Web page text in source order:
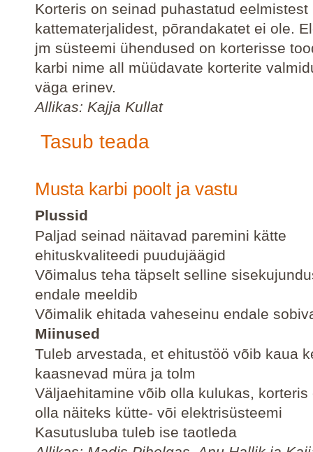
Korteris on seinad puhastatud eelmistest
kattematerjalidest, põrandakatet ei ole.
jm süsteemi ühendused on korterisse
karbi nime all müüdavate korterite
väga erinev.
Allikas: Kajja Kullat
Tasub teada
Musta karbi poolt ja vastu
Plussid
Paljad seinad näitavad paremini kätte
ehituskvaliteedi puudujäägid
Võimalus teha täpselt selline
endale meeldib
Võimalik ehitada vaheseinu endale
Miinused
Tuleb arvestada, et ehitustöö võib kaua
kaasnevad müra ja tolm
Väljaehitamine võib olla kulukas, korteris
olla näiteks kütte- või elektrisüsteemi
Kasutusluba tuleb ise taotleda